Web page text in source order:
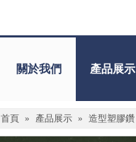
關於我們 產品展示
首頁 » 產品展示 » 造型塑膠鑽